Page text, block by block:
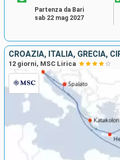
Partenza da Bari
sab 22 mag 2027
CROAZIA, ITALIA, GRECIA,
12 giorni, MSC Lirica